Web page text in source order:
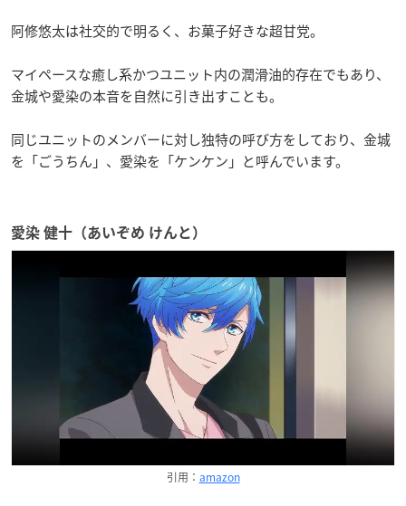
阿修悠太は社交的で明るく、お菓子好きな超甘党。
マイペースな癒し系かつユニット内の潤滑油的存在でもあり、
金城や愛染の本音を自然に引き出すことも。
同じユニットのメンバーに対し独特の呼び方をしており、金城
を「ごうちん」、愛染を「ケンケン」と呼んでいます。
愛染 健十（あいぞめ けんと）
引用： amazon